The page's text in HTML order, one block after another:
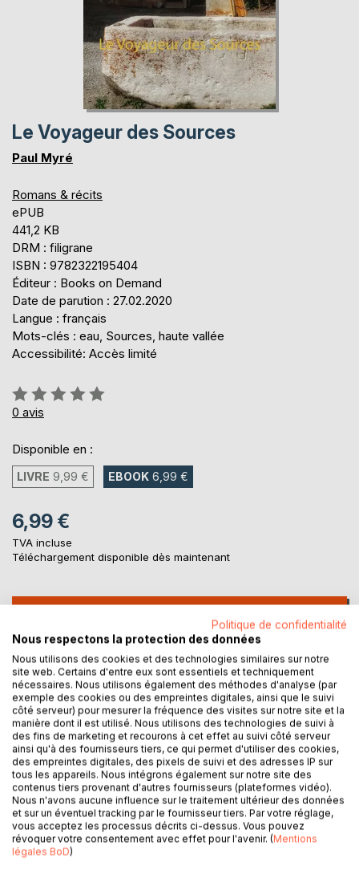
Le Voyageur des Sources
Paul Myré
Romans & récits
ePUB
441,2 KB
DRM : filigrane
ISBN : 9782322195404
Éditeur : Books on Demand
Date de parution : 27.02.2020
Langue : français
Mots-clés : eau, Sources, haute vallée
Accessibilité: Accès limité
Évaluation:
0%
0 avis
Disponible en :
LIVRE 9,99 € EBOOK 6,99 €
6,99 €
TVA incluse
Téléchargement disponible dès maintenant
Ajouter à ma liste d'envies
Laisser un avis
DESCRIPTION
Il aurait dû faire preuve de davantage de prudence...
Respecter cette règle instaurée depuis toujours dans cette
Politique de confidentialité
Nous respectons la protection des données
Nous utilisons des cookies et des technologies similaires sur notre
site web. Certains d'entre eux sont essentiels et techniquement
nécessaires. Nous utilisons également des méthodes d'analyse (par
exemple des cookies ou des empreintes digitales, ainsi que le suivi
côté serveur) pour mesurer la fréquence des visites sur notre site et la
manière dont il est utilisé. Nous utilisons des technologies de suivi à
des fins de marketing et recourons à cet effet au suivi côté serveur
ainsi qu'à des fournisseurs tiers, ce qui permet d'utiliser des cookies,
des empreintes digitales, des pixels de suivi et des adresses IP sur
tous les appareils. Nous intégrons également sur notre site des
contenus tiers provenant d'autres fournisseurs (plateformes vidéo).
Nous n'avons aucune influence sur le traitement ultérieur des données
et sur un éventuel tracking par le fournisseur tiers. Par votre réglage,
vous acceptez les processus décrits ci-dessus. Vous pouvez
révoquer votre consentement avec effet pour l'avenir. (Mentions
légales BoD)